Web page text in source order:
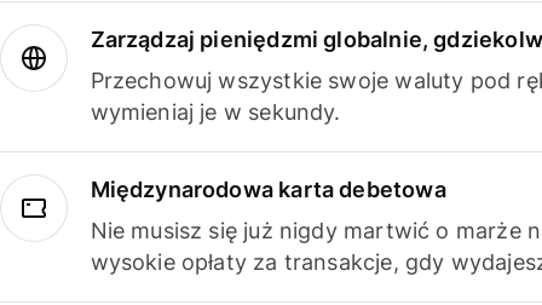
Zarządzaj pieniędzmi globalnie,
Przechowuj wszystkie swoje waluty pod
wymieniaj je w sekundy.
Międzynarodowa karta debetowa
Nie musisz się już nigdy martwić o marże
wysokie opłaty za transakcje, gdy